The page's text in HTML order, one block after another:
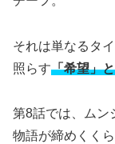
それは単なるタ
照らす「希望」
第8話では、ムン
物語が締めくくら